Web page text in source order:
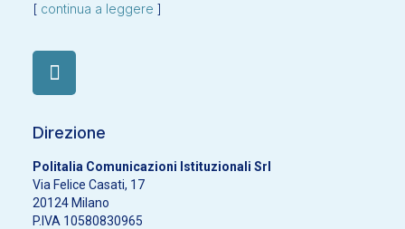
[ continua a leggere ]
Direzione
Politalia Comunicazioni Istituzionali Srl
Via Felice Casati, 17
20124 Milano
P.IVA 10580830965